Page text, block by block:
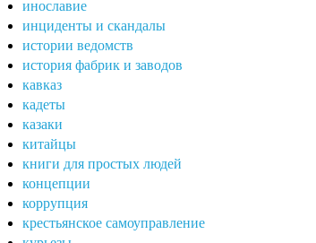
инославие
инциденты и скандалы
истории ведомств
история фабрик и заводов
кавказ
кадеты
казаки
китайцы
книги для простых людей
концепции
коррупция
крестьянское самоуправление